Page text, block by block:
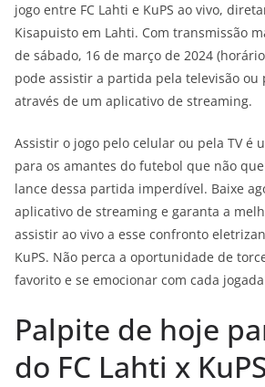
jogo entre FC Lahti e KuPS ao vivo,
Kisapuisto em Lahti. Com transmissão
de sábado, 16 de março de 2024
pode assistir a partida pela televisão ou
através de um aplicativo de streaming.
Assistir o jogo pelo celular ou pela TV é
para os amantes do futebol que não
lance dessa partida imperdível. Baixe
aplicativo de streaming e garanta a
assistir ao vivo a esse confronto
KuPS. Não perca a oportunidade de
favorito e se emocionar com cada
Palpite de hoje
do FC Lahti x KuPS